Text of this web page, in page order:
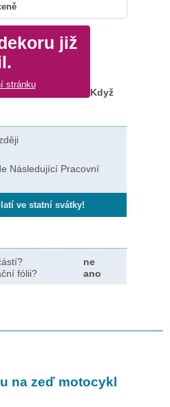
již
stránku
Když
Následující Pracovní
ve statní svátky!
ne
fólii?
ano
na zeď motocykl